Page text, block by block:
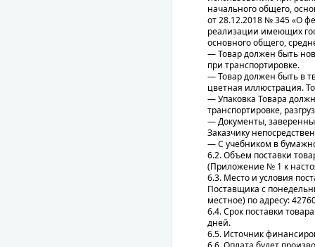
начального общего,
от 28.12.2018 № 345 «О
реализации имеющих
основного общего,
— Товар должен быть
при транспортировке.
— Товар должен быть в
цветная иллюстрация.
— Упаковка Товара
транспортировке,
— Документы,
Заказчику
— С учебником в
6.2. Объем поставки
(Приложение № 1 к
6.3. Место и условия
Поставщика с
местное) по адресу:
6.4. Срок поставки
дней.
6.5. Источник